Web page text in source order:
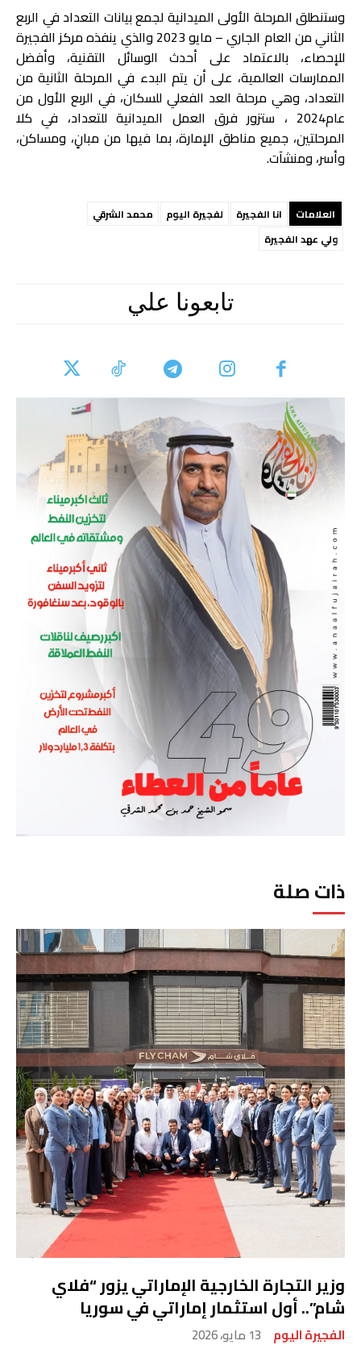
ذات صلة
وزير التجارة الخارجية الإماراتي يزور “فلاي
شام”.. أول استثمار إماراتي في سوريا
الفجيرة اليوم 13 مايو، 2026
وستنطلق المرحلة الأولى الميدانية لجمع بيانات التعداد في الربع
الثاني من العام الجاري – مايو 2023 والذي ينفذه مركز الفجيرة
للإحصاء، بالاعتماد على أحدث الوسائل التقنية، وأفضل
الممارسات العالمية، على أن يتم البدء في المرحلة الثانية من
التعداد، وهي مرحلة العد الفعلي للسكان، في الربع الأول من
عام2024 ، ستزور فرق العمل الميدانية للتعداد، في كلا
المرحلتين، جميع مناطق الإمارة، بما فيها من مبانٍ، ومساكن،
وأسر، ومنشآت.
العلامات انا الفجيرة لفجيرة اليوم
محمد الشرقي
ولي عهد الفجيرة
تابعونا علي